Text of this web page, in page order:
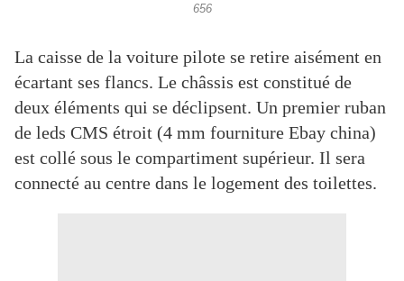
656
La caisse de la voiture pilote se retire aisément en
écartant ses flancs. Le châssis est constitué de
deux éléments qui se déclipsent. Un premier ruban
de leds CMS étroit (4 mm fourniture Ebay china)
est collé sous le compartiment supérieur. Il sera
connecté au centre dans le logement des toilettes.